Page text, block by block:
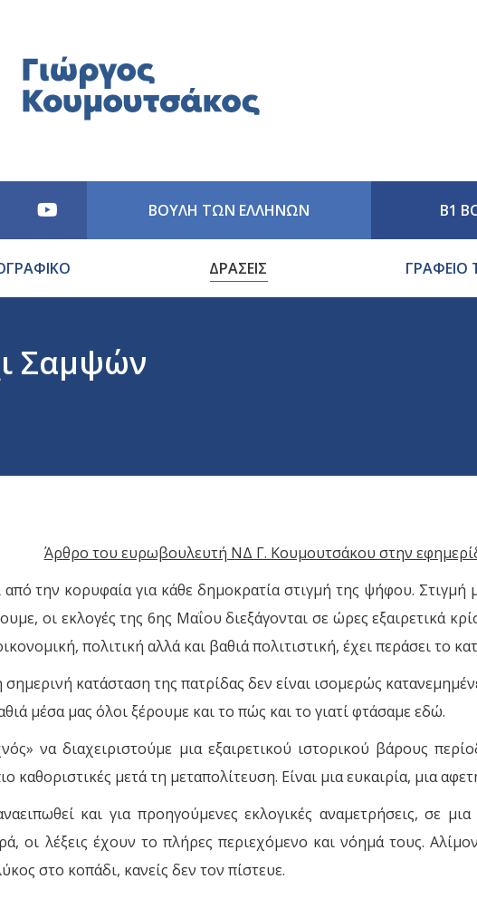
ΒΟΥΛΗ ΤΩΝ ΕΛΛΗΝΩΝ Β1
ΔΡΑΣΕΙΣ ΓΡΑΦΕΙΟ
Σαμψών
Άρθρο του ευρωβουλευτή ΝΔ Γ. Κουμουτσάκου στην
την κορυφαία για κάθε δημοκρατία στιγμή της ψήφου. Στιγμή
οι εκλογές της 6ης Μαΐου διεξάγονται σε ώρες εξαιρετικά
πολιτική αλλά και βαθιά πολιτιστική, έχει περάσει το
κατάσταση της πατρίδας δεν είναι ισομερώς
μέσα μας όλοι ξέρουμε και το πώς και το γιατί φτάσαμε εδώ.
να διαχειριστούμε μια εξαιρετικού ιστορικού βάρους
καθοριστικές μετά τη μεταπολίτευση. Είναι μια ευκαιρία, μια
και για προηγούμενες εκλογικές αναμετρήσεις, σε
λέξεις έχουν το πλήρες περιεχόμενο και νόημά τους.
στο κοπάδι, κανείς δεν τον πίστευε.